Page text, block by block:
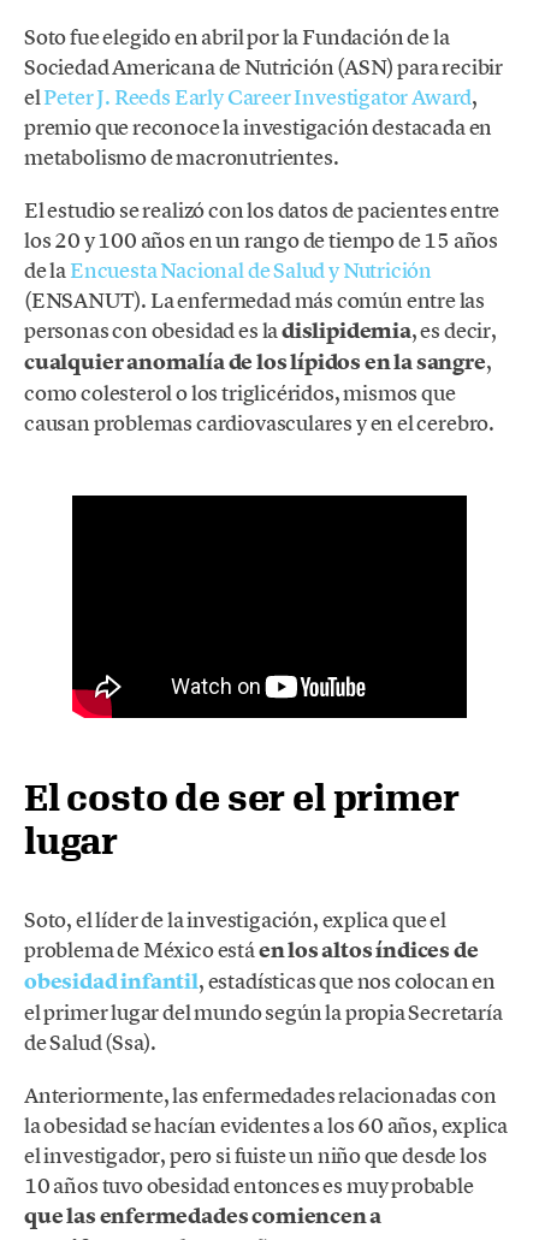
Soto fue elegido en abril por la Fundación de la
Sociedad Americana de Nutrición (ASN) para recibir
elPeter J. Reeds Early Career Investigator Award,
premio que reconoce la investigación destacada en
metabolismo de macronutrientes.
El estudio se realizó con los datos de pacientes entre
los 20 y 100 años en un rango de tiempo de 15 años
de laEncuesta Nacional de Salud y Nutrición
(ENSANUT). La enfermedad más común entre las
personas con obesidad es ladislipidemia, es decir,
cualquier anomalía de los lípidos en la sangre,
como colesterol o los triglicéridos, mismos que
causan problemas cardiovasculares y en el cerebro.
El costo de ser el primer
lugar
Soto, el líder de la investigación, explica que el
problema de México estáen los altos índices de
obesidad infantil, estadísticas que nos colocan en
el primer lugar del mundo según la propia Secretaría
de Salud (Ssa).
Anteriormente, las enfermedades relacionadas con
la obesidad se hacían evidentes a los 60 años, explica
el investigador, pero si fuiste un niño que desde los
10 años tuvo obesidad entonces es muy probable
que las enfermedades comiencen a